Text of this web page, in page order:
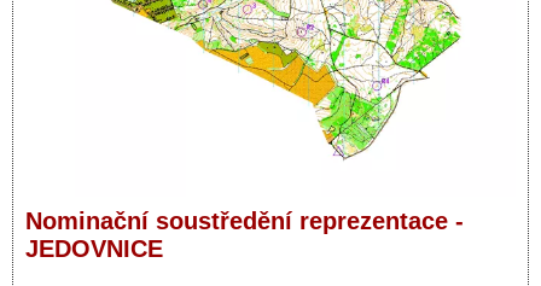
Nominační soustředění reprezentace -
JEDOVNICE